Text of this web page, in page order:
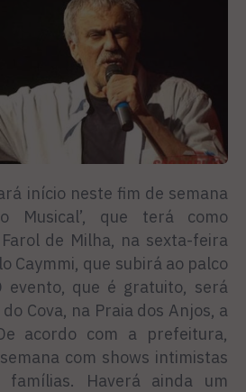
início neste fim de semana
Musical’, que terá como
de Milha, na sexta-feira
Caymmi, que subirá ao palco
evento, que é gratuito, será
Cova, na Praia dos Anjos, a
acordo com a prefeitura,
com shows intimistas
Haverá ainda um